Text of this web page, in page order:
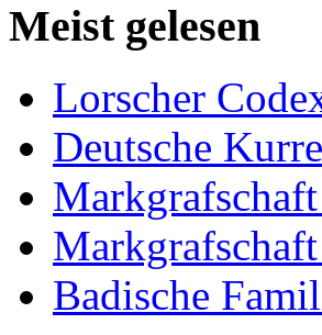
Meist gelesen
Lorscher
Deutsche
Badische